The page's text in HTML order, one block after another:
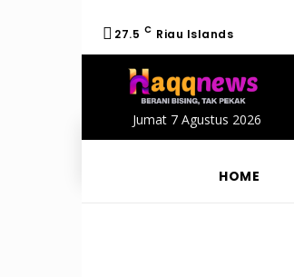
27.5 C Riau Islands
Jumat 7 Agustus 2026
HOME